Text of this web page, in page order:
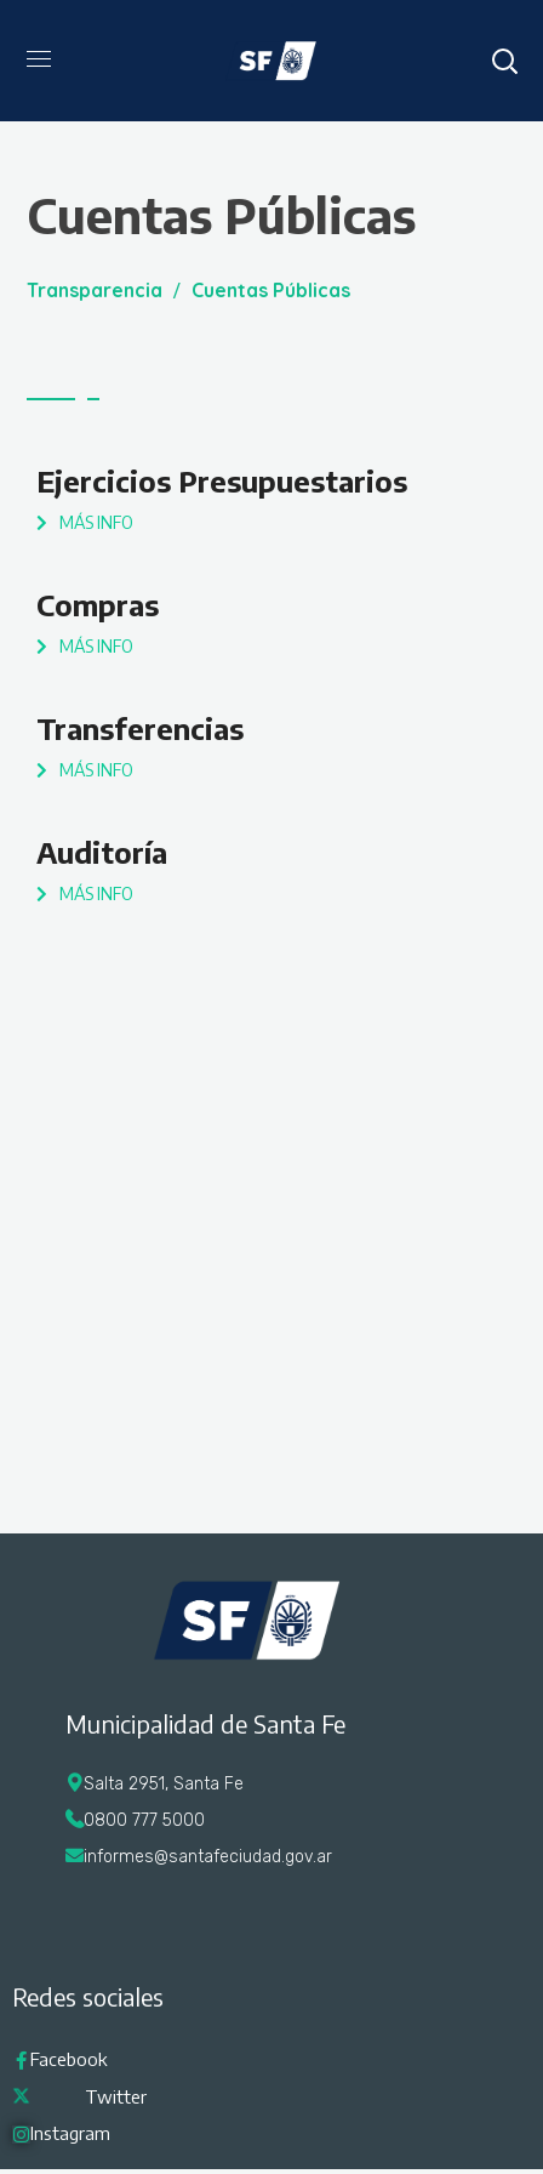
Cuentas Públicas
Transparencia Cuentas Públicas
Ejercicios Presupuestarios
MÁS INFO
Compras
MÁS INFO
Transferencias
MÁS INFO
Auditoría
MÁS INFO
Municipalidad de Santa Fe
Salta 2951, Santa Fe
0800 777 5000
informes@santafeciudad.gov.ar
Redes sociales
Facebook
Twitter
Instagram